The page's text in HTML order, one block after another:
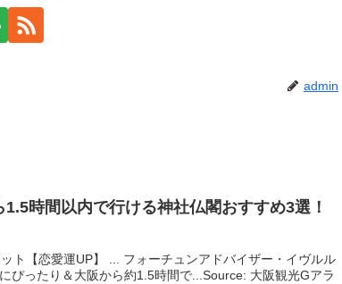
admin
1.5時間以内で行ける神社仏閣おすすめ3選！
ト【恋愛運UP】 ... フォーチュンアドバイザー・イヴルル
ぴったり＆大阪から約1.5時間で...Source: 大阪観光Gアラ